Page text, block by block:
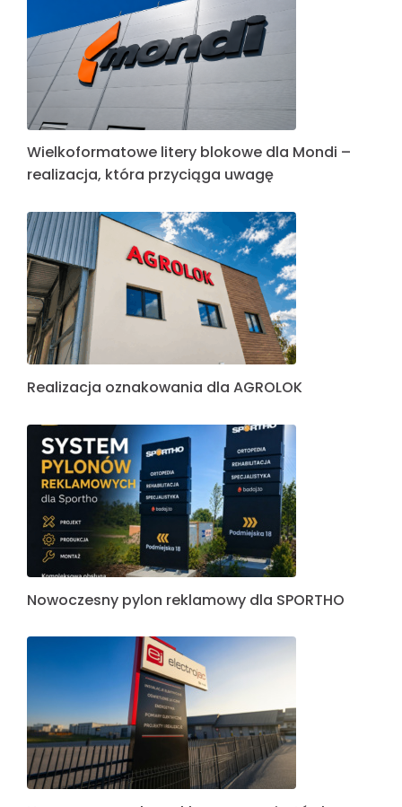
Wielkoformatowe litery blokowe dla Mondi –
realizacja, która przyciąga uwagę
Realizacja oznakowania dla AGROLOK
Nowoczesny pylon reklamowy dla SPORTHO